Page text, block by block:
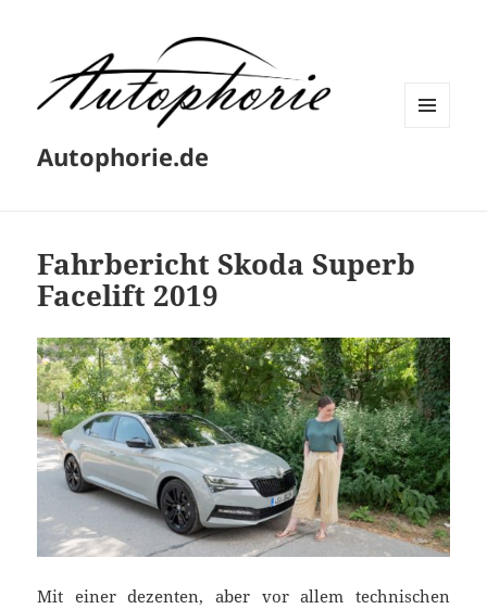
Autophorie.de
Fahrbericht Skoda Superb
Facelift 2019
Mit einer dezenten, aber vor allem technischen